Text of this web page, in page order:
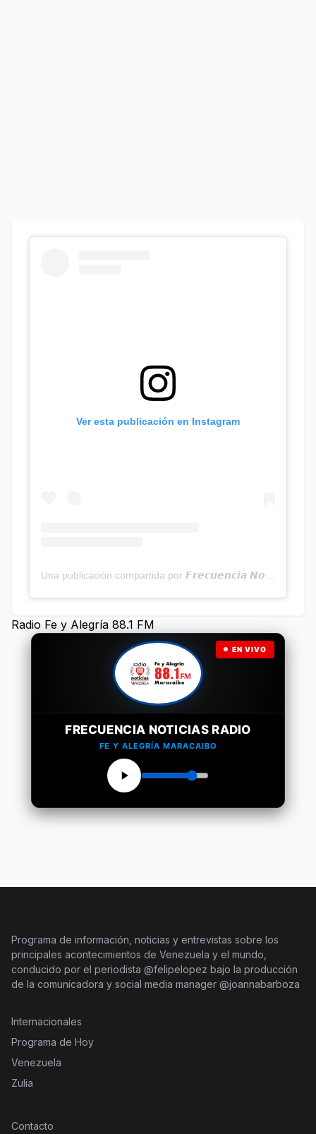
Ver esta publicación en Instagram
Radio Fe y Alegría 88.1 FM
EN VIVO
FRECUENCIA NOTICIAS RADIO
FE Y ALEGRÍA MARACAIBO
Programa de información, noticias y entrevistas sobre los
principales acontecimientos de Venezuela y el mundo,
conducido por el periodista @felipelopez bajo la producción
de la comunicadora y social media manager @joannabarboza
Internacionales
Programa de Hoy
Venezuela
Zulia
Contacto